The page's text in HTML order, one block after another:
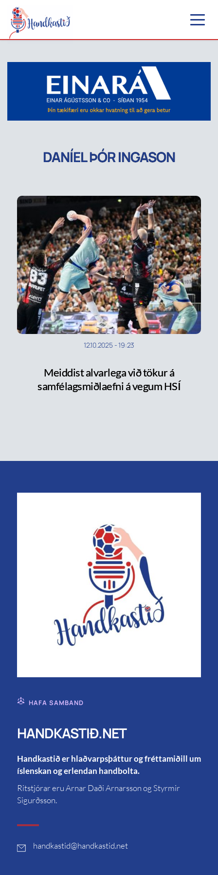
DANÍEL ÞÓR INGASON
12.10.2025-19:23
Meiddist alvarlega við tökur á
samfélagsmiðlaefni á vegum HSÍ
HAFA SAMBAND
HANDKASTIÐ.NET
Handkastið er hlaðvarpsþáttur og fréttamiðill um
íslenskan og erlendan handbolta.
Ritstjórar eru Arnar Daði Arnarsson og Styrmir
Sigurðsson.
handkastid@handkastid.net